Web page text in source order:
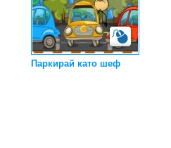
Паркирай като шеф